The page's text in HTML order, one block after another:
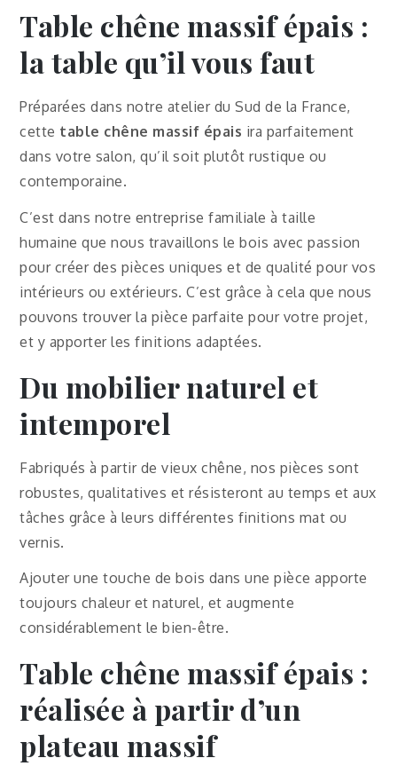
Table chêne massif épais :
la table qu’il vous faut
Préparées dans notre atelier du Sud de la France,
cette table chêne massif épais ira parfaitement
dans votre salon, qu’il soit plutôt rustique ou
contemporaine.
C’est dans notre entreprise familiale à taille
humaine que nous travaillons le bois avec passion
pour créer des pièces uniques et de qualité pour vos
intérieurs ou extérieurs. C’est grâce à cela que nous
pouvons trouver la pièce parfaite pour votre projet,
et y apporter les finitions adaptées.
Du mobilier naturel et
intemporel
Fabriqués à partir de vieux chêne, nos pièces sont
robustes, qualitatives et résisteront au temps et aux
tâches grâce à leurs différentes finitions mat ou
vernis.
Ajouter une touche de bois dans une pièce apporte
toujours chaleur et naturel, et augmente
considérablement le bien-être.
Table chêne massif épais :
réalisée à partir d’un
plateau massif